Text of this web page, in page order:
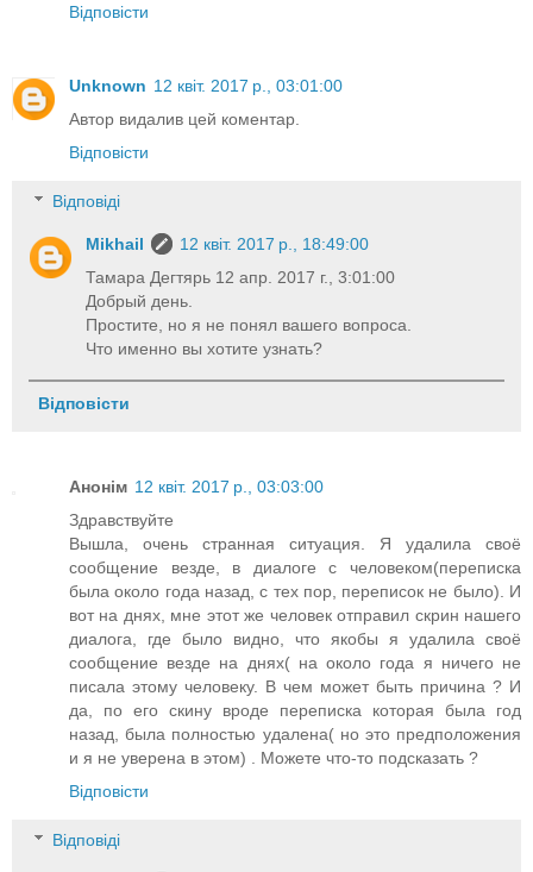
Відповісти
Unknown 12 квіт. 2017 р., 03:01:00
Автор видалив цей коментар.
Відповісти
Відповіді
Mikhail
12 квіт. 2017 р., 18:49:00
Тамара Дегтярь 12 апр. 2017 г., 3:01:00
Добрый день.
Простите, но я не понял вашего вопроса.
Что именно вы хотите узнать?
Відповісти
Анонім 12 квіт. 2017 р., 03:03:00
Здравствуйте
Вышла, очень странная ситуация. Я удалила своё
сообщение везде, в диалоге с человеком(переписка
была около года назад, с тех пор, переписок не было). И
вот на днях, мне этот же человек отправил скрин нашего
диалога, где было видно, что якобы я удалила своё
сообщение везде на днях( на около года я ничего не
писала этому человеку. В чем может быть причина ? И
да, по его скину вроде переписка которая была год
назад, была полностью удалена( но это предположения
и я не уверена в этом) . Можете что-то подсказать ?
Відповісти
Відповіді